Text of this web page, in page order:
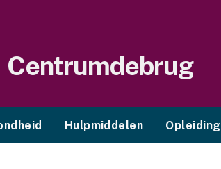
Centrumdebrug
Hulpmiddelen Opleiding